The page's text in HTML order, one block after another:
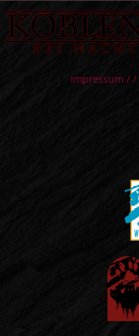
Zum
Inhalt
springen
Impressum / /